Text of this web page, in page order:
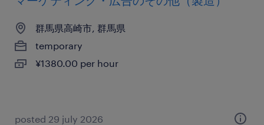
群馬県高崎市, 群馬県
temporary
¥1380.00 per hour
posted 29 july 2026